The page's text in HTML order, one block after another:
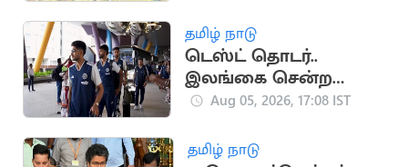
தமிழ் நாடு
டெஸ்ட் தொடர்..
இலங்கை சென்ற
இந்திய கிரிக்கெட்
Aug 05, 2026, 17:08 IST
தமிழ் நாடு